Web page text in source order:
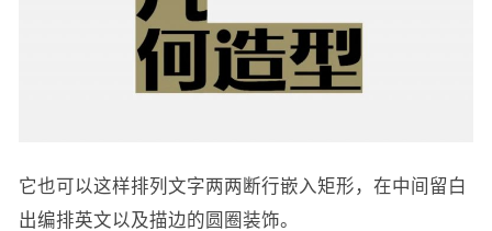
它也可以这样排列文字两两断行嵌入矩形，在中间留白
出编排英文以及描边的圆圈装饰。